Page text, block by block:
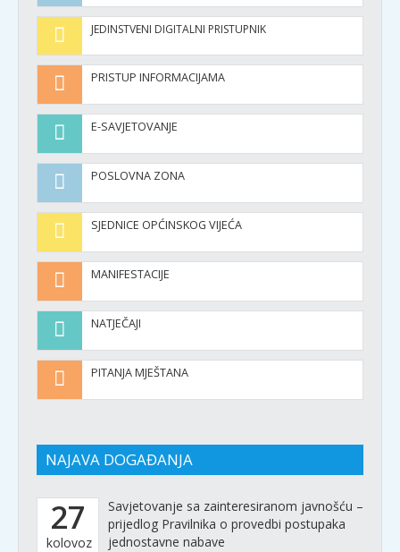
JEDINSTVENI DIGITALNI PRISTUPNIK
PRISTUP INFORMACIJAMA
E-SAVJETOVANJE
POSLOVNA ZONA
SJEDNICE OPĆINSKOG VIJEĆA
MANIFESTACIJE
NATJEČAJI
PITANJA MJEŠTANA
NAJAVA DOGAĐANJA
27
kolovoz
Savjetovanje sa zainteresiranom javnošću –
prijedlog Pravilnika o provedbi postupaka
jednostavne nabave